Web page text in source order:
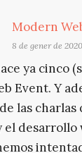
Modern
8 de gener de 2020
ya cinco
Event. Y
las
el